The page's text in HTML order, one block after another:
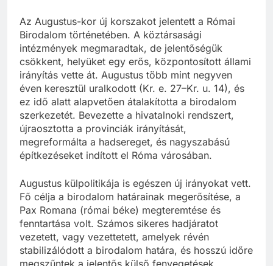
Az Augustus-kor új korszakot jelentett a Római
Birodalom történetében. A köztársasági
intézmények megmaradtak, de jelentőségük
csökkent, helyüket egy erős, központosított állami
irányítás vette át. Augustus több mint negyven
éven keresztül uralkodott (Kr. e. 27–Kr. u. 14), és
ez idő alatt alapvetően átalakította a birodalom
szerkezetét. Bevezette a hivatalnoki rendszert,
újraosztotta a provinciák irányítását,
megreformálta a hadsereget, és nagyszabású
építkezéseket indított el Róma városában.
Augustus külpolitikája is egészen új irányokat vett.
Fő célja a birodalom határainak megerősítése, a
Pax Romana (római béke) megteremtése és
fenntartása volt. Számos sikeres hadjáratot
vezetett, vagy vezettetett, amelyek révén
stabilizálódott a birodalom határa, és hosszú időre
megszűntek a jelentős külső fenyegetések.